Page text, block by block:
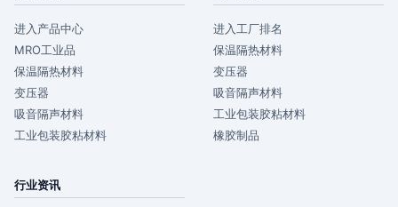
进入产品中心
MRO工业品
保温隔热材料
变压器
吸音隔声材料
工业包装胶粘材料
进入工厂排名
保温隔热材料
变压器
吸音隔声材料
工业包装胶粘材料
橡胶制品
行业资讯